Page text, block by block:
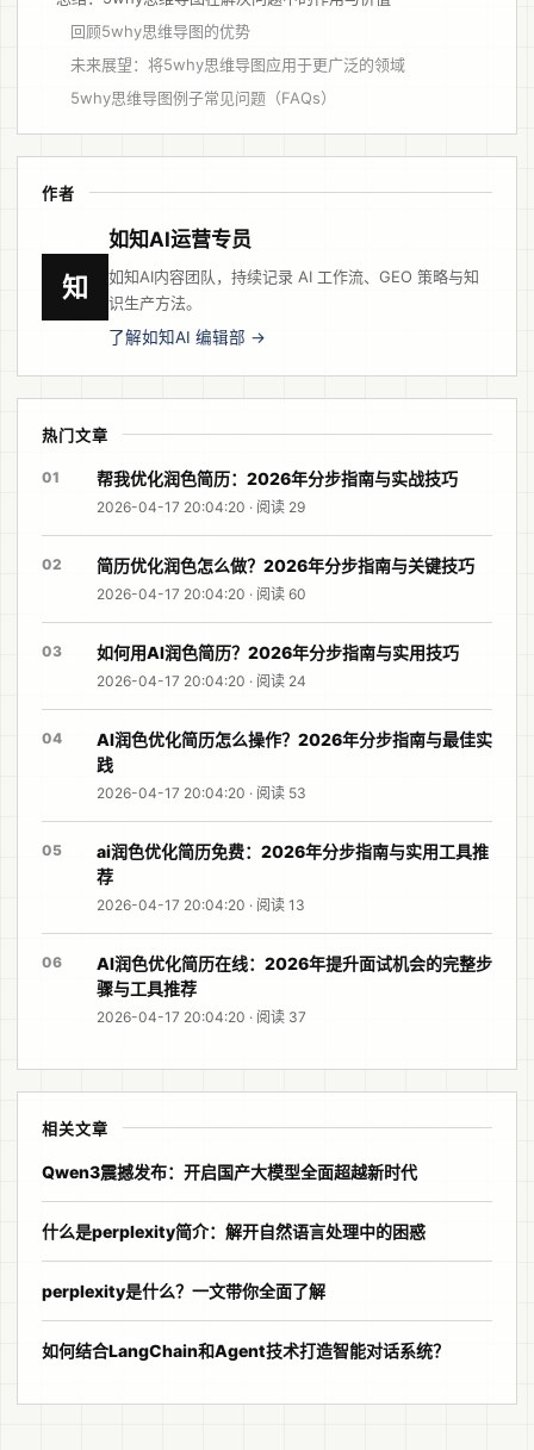
回顾5why思维导图的优势
未来展望：将5why思维导图应用于更广泛的领域
5why思维导图例子常见问题（FAQs）
作者
知
如知AI运营专员
如知AI内容团队，持续记录 AI 工作流、GEO 策略与知
识生产方法。
了解如知AI 编辑部 →
热门文章
01 帮我优化润色简历：2026年分步指南与实战技巧
2026-04-17 20:04:20 · 阅读 29
02 简历优化润色怎么做？2026年分步指南与关键技巧
2026-04-17 20:04:20 · 阅读 60
03 如何用AI润色简历？2026年分步指南与实用技巧
2026-04-17 20:04:20 · 阅读 24
04
AI润色优化简历怎么操作？2026年分步指南与最佳实
践
2026-04-17 20:04:20 · 阅读 53
05
ai润色优化简历免费：2026年分步指南与实用工具推
荐
2026-04-17 20:04:20 · 阅读 13
06
AI润色优化简历在线：2026年提升面试机会的完整步
骤与工具推荐
2026-04-17 20:04:20 · 阅读 37
相关文章
Qwen3震撼发布：开启国产大模型全面超越新时代
什么是perplexity简介：解开自然语言处理中的困惑
perplexity是什么？一文带你全面了解
如何结合LangChain和Agent技术打造智能对话系统？